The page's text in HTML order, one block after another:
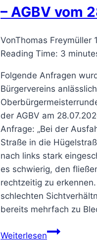
– AGBV vom
VonThomas Freymüller
Reading Time: 3
Folgende Anfragen
Bürgervereins
der AGBV am
Anfrage: „Bei der
Straße in die
nach links stark
es schwierig, den
rechtzeitig zu
schlechten
bereits mehrfach zu
WeiterlesenAnfragen